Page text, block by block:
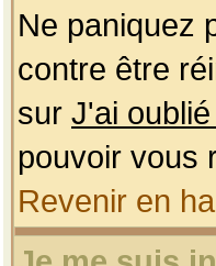
Ne paniquez
contre être
sur J'ai
pouvoir vous
Revenir en